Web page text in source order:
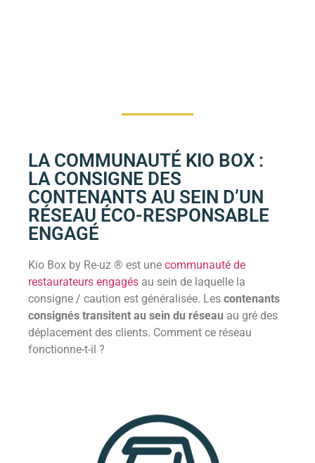
LA COMMUNAUTÉ KIO BOX :
LA CONSIGNE DES
CONTENANTS AU SEIN D’UN
RÉSEAU ÉCO-RESPONSABLE
ENGAGÉ
Kio Box by Re-uz ® est une communauté de
restaurateurs engagés au sein de laquelle la
consigne / caution est généralisée. Les contenants
consignés transitent au sein du réseau au gré des
déplacement des clients. Comment ce réseau
fonctionne-t-il ?